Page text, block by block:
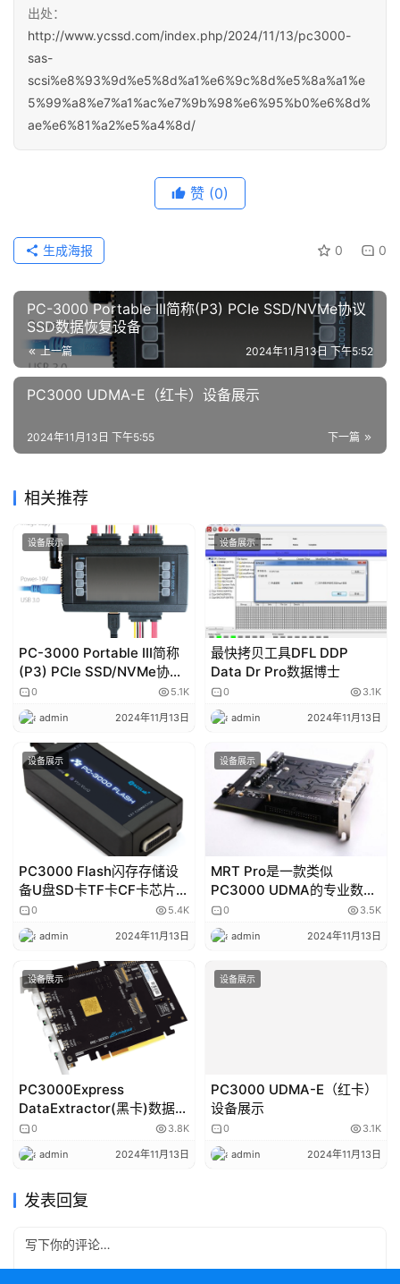
出处：
http://www.ycssd.com/index.php/2024/11/13/pc3000-
sas-
scsi%e8%93%9d%e5%8d%a1%e6%9c%8d%e5%8a%a1%e
5%99%a8%e7%a1%ac%e7%9b%98%e6%95%b0%e6%8d%
ae%e6%81%a2%e5%a4%8d/
赞 (0)
0 0
生成海报
PC-3000 Portable III简称(P3) PCIe SSD/NVMe协议
SSD数据恢复设备
上一篇 2024年11月13日 下午5:52
PC3000 UDMA-E（红卡）设备展示
下一篇
2024年11月13日 下午5:55
相关推荐
设备展示
PC-3000 Portable III简称
(P3) PCIe SSD/NVMe协议
SSD数据恢复设备
0 5.1K
admin 2024年11月13日
设备展示
最快拷贝工具DFL DDP
Data Dr Pro数据博士
0 3.1K
admin 2024年11月13日
设备展示
PC3000 Flash闪存存储设
备U盘SD卡TF卡CF卡芯片级
数据恢复设备
0 5.4K
admin 2024年11月13日
设备展示
MRT Pro是一款类似
PC3000 UDMA的专业数据
恢复工具
0 3.5K
admin 2024年11月13日
设备展示
PC3000Express
DataExtractor(黑卡)数据恢
复软件
0 3.8K
admin 2024年11月13日
设备展示
PC3000 UDMA-E（红卡）
设备展示
0 3.1K
admin 2024年11月13日
发表回复